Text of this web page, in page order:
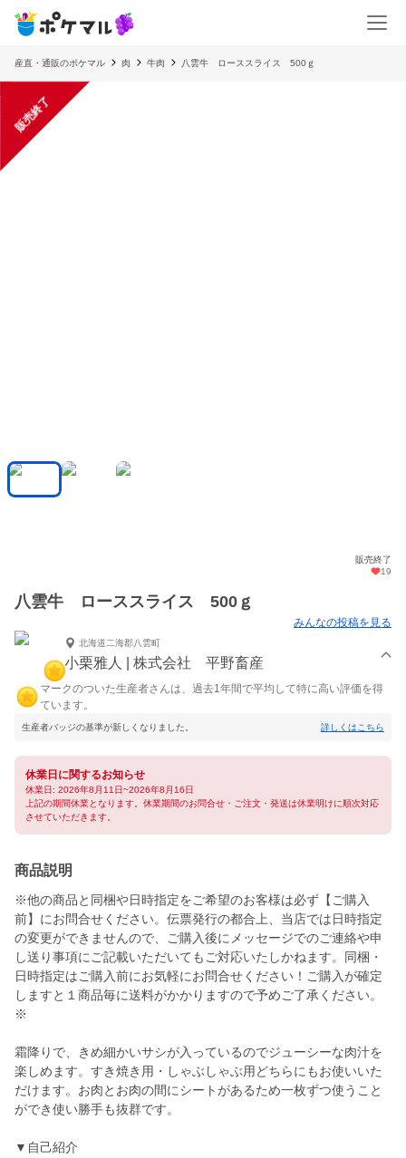
産直・通販のポケマル 肉 牛肉 八雲牛 ローススライス 500ｇ
販売終了
販売終了
19
八雲牛 ローススライス 500ｇ
みんなの投稿を見る
北海道二海郡八雲町
小栗雅人 | 株式会社 平野畜産
マークのついた生産者さんは、過去1年間で平均して特に高い評価を得
ています。
生産者バッジの基準が新しくなりました。 詳しくはこちら
休業日に関するお知らせ
休業日: 2026年8月11日~2026年8月16日
上記の期間休業となります。休業期間のお問合せ・ご注文・発送は休業明けに順次対応
させていただきます。
商品説明
※他の商品と同梱や日時指定をご希望のお客様は必ず【ご購入
前】にお問合せください。伝票発行の都合上、当店では日時指定
の変更ができませんので、ご購入後にメッセージでのご連絡や申
し送り事項にご記載いただいてもご対応いたしかねます。同梱・
日時指定はご購入前にお気軽にお問合せください！ご購入が確定
しますと１商品毎に送料がかかりますので予めご了承ください。
※
霜降りで、きめ細かいサシが入っているのでジューシーな肉汁を
楽しめます。すき焼き用・しゃぶしゃぶ用どちらにもお使いいた
だけます。お肉とお肉の間にシートがあるため一枚ずつ使うこと
ができ使い勝手も抜群です。
▼自己紹介